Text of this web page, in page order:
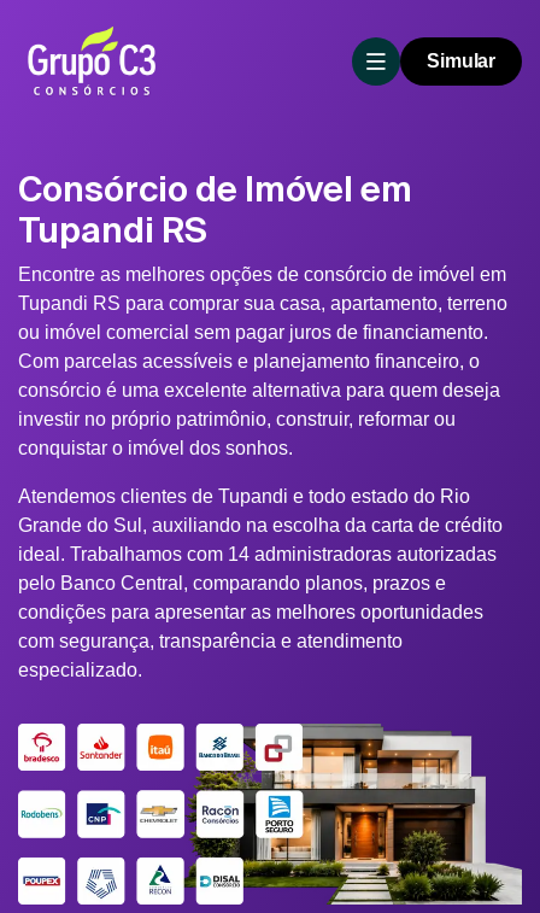
Simular
Consórcio de Imóvel em
Tupandi RS
Encontre as melhores opções de consórcio de imóvel em
Tupandi RS para comprar sua casa, apartamento, terreno
ou imóvel comercial sem pagar juros de financiamento.
Com parcelas acessíveis e planejamento financeiro, o
consórcio é uma excelente alternativa para quem deseja
investir no próprio patrimônio, construir, reformar ou
conquistar o imóvel dos sonhos.
Atendemos clientes de Tupandi e todo estado do Rio
Grande do Sul, auxiliando na escolha da carta de crédito
ideal. Trabalhamos com 14 administradoras autorizadas
pelo Banco Central, comparando planos, prazos e
condições para apresentar as melhores oportunidades
com segurança, transparência e atendimento
especializado.